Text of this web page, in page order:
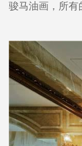
骏马油画，所有